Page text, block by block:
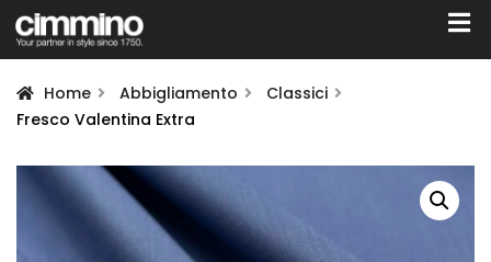
Home Abbigliamento
Classici
Fresco Valentina Extra